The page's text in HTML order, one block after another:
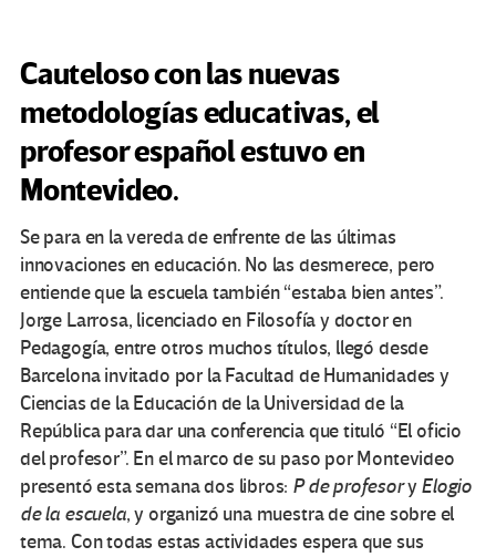
Cauteloso con las nuevas
metodologías educativas, el
profesor español estuvo en
Montevideo.
Se para en la vereda de enfrente de las últimas
innovaciones en educación. No las desmerece, pero
entiende que la escuela también “estaba bien antes”.
Jorge Larrosa, licenciado en Filosofía y doctor en
Pedagogía, entre otros muchos títulos, llegó desde
Barcelona invitado por la Facultad de Humanidades y
Ciencias de la Educación de la Universidad de la
República para dar una conferencia que tituló “El oficio
del profesor”. En el marco de su paso por Montevideo
presentó esta semana dos libros: P de profesory Elogio
de la escuela, y organizó una muestra de cine sobre el
tema. Con todas estas actividades espera que sus